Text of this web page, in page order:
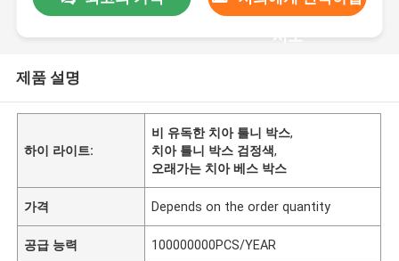
시오
제품 설명
하이 라이트:
비 유독한 치아 틀니 박스,
치아 틀니 박스 검정색,
오래가는 치아 베스 박스
가격 Depends on the order quantity
공급 능력 100000000PCS/YEAR